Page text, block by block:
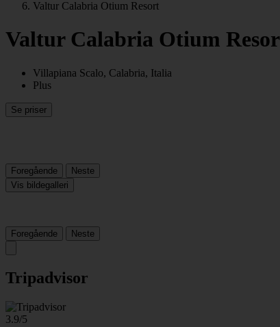
Valtur Calabria Otium Resort
Valtur Calabria Otium
Villapiana Scalo, Calabria, Italia
Plus
Se priser
Foregående
Neste
Vis bildegalleri
Foregående Neste
Tripadvisor
3.9/5